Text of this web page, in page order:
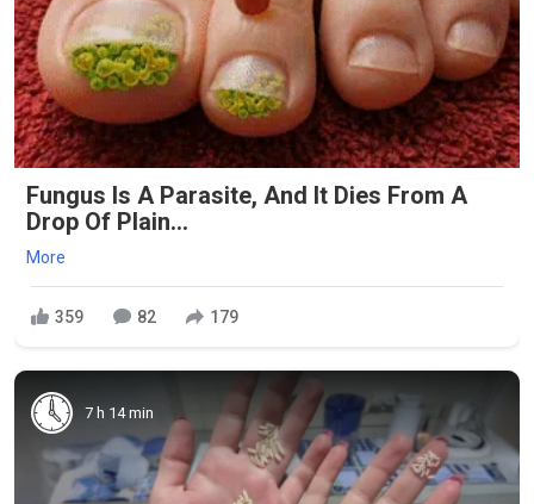
Fungus Is A Parasite, And It Dies From A
Drop Of Plain...
More
359 82 179
7 h 14 min